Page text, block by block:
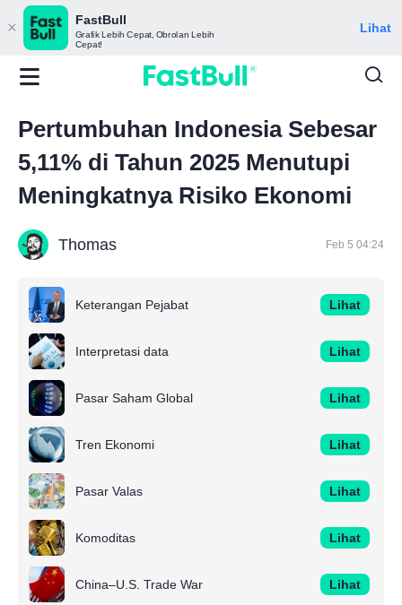
FastBull
Grafik Lebih Cepat, Obrolan Lebih
Cepat!
Lihat
Pertumbuhan Indonesia Sebesar
5,11% di Tahun 2025 Menutupi
Meningkatnya Risiko Ekonomi
Thomas Feb 5 04:24
Keterangan Pejabat Lihat
Interpretasi data Lihat
Pasar Saham Global Lihat
Tren Ekonomi Lihat
Pasar Valas Lihat
Komoditas Lihat
China–U.S. Trade War Lihat